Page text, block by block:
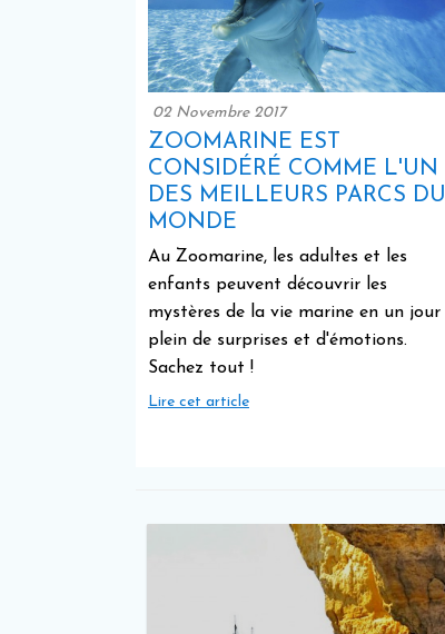
02 Novembre 2017
ZOOMARINE EST
CONSIDÉRÉ COMME L'UN
DES MEILLEURS PARCS DU
MONDE
Au Zoomarine, les adultes et les
enfants peuvent découvrir les
mystères de la vie marine en un jour
plein de surprises et d'émotions.
Sachez tout !
Lire cet article